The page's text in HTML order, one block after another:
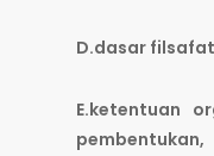
D.dasar
E.ketentuan